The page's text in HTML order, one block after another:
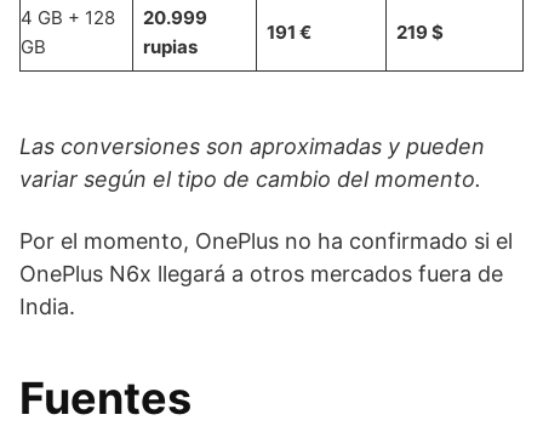
4 GB + 128
GB
20.999
rupias
191 € 219 $
Las conversiones son aproximadas y pueden
variar según el tipo de cambio del momento.
Por el momento, OnePlus no ha confirmado si el
OnePlus N6x llegará a otros mercados fuera de
India.
Fuentes